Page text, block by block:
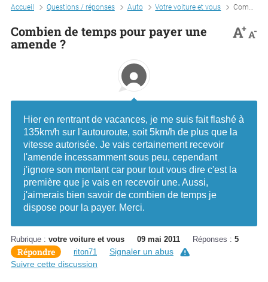
Accueil Questions / réponses Auto Votre voiture et vous Combien de temps pour payer une amende ?
Combien de temps pour payer une
amende ?
A+A-
Hier en rentrant de vacances, je me suis fait flashé à
135km/h sur l'autouroute, soit 5km/h de plus que la
vitesse autorisée. Je vais certainement recevoir
l'amende incessamment sous peu, cependant
j'ignore son montant car pour tout vous dire c'est la
première que je vais en recevoir une. Aussi,
j'aimerais bien savoir de combien de temps je
dispose pour la payer. Merci.
Rubrique : votre voiture et vous 09 mai 2011 Réponses : 5
Répondre riton71
Signaler un abus
Suivre cette discussion